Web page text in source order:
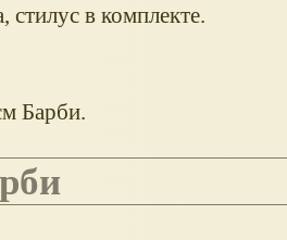
стилус в комплекте.
Барби.